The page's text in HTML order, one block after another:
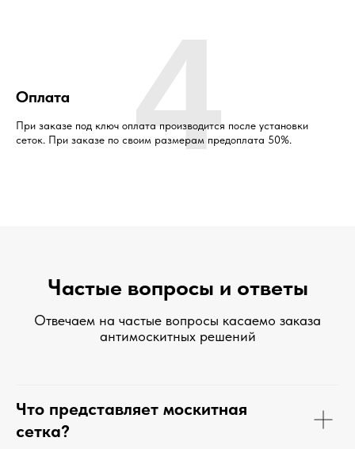
Оплата
При заказе под ключ оплата производится после установки
сеток. При заказе по своим размерам предоплата 50%.
4
Частые вопросы и ответы
Отвечаем на частые вопросы касаемо заказа
антимоскитных решений
Что представляет москитная
сетка?